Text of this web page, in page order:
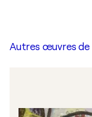
Autres œuvres de